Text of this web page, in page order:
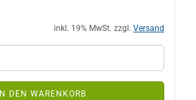
inkl. 19% MwSt. zzgl. Versand
IN DEN WARENKORB